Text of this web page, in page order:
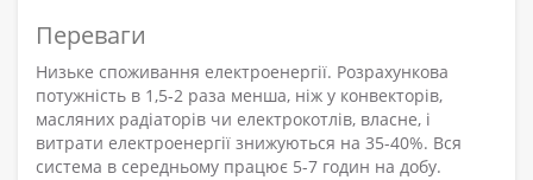
Переваги
Низьке споживання електроенергії. Розрахункова
потужність в 1,5-2 раза менша, ніж у конвекторів,
масляних радіаторів чи електрокотлів, власне, і
витрати електроенергії знижуються на 35-40%. Вся
система в середньому працює 5-7 годин на добу.